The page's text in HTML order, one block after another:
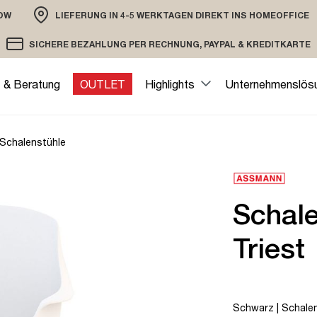
LIEFERUNG IN 4-5 WERKTAGEN DIREKT INS HOMEOFFICE
VERSAND PER DHL ODER SPEDITION
SICHERE BEZAHLUNG PER RECHNUNG, PAYPAL & KREDITKARTE
VERSCHLÜSSELTE ÜBERTRAGUNG
& Beratung OUTLET Highlights
Schalenstühle
Triest
Schwarz |